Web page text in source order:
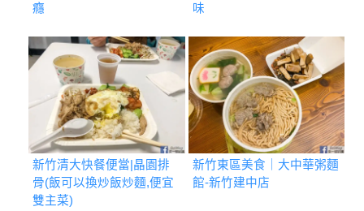
癮
味
新竹清大快餐便當|晶園排
骨(飯可以換炒飯炒麵,便宜
雙主菜)
新竹東區美食｜大中華粥麵
館-新竹建中店